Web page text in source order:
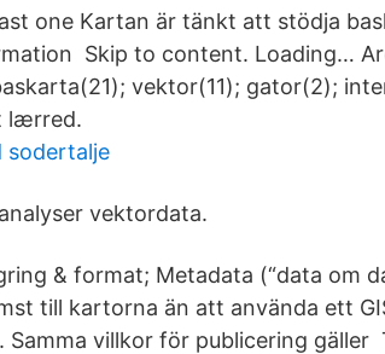
one Kartan är tänkt att stödja
Skip to content. Loading…
vektor(11); gator(2);
lærred.
sodertalje
vektordata.
& format; Metadata (“data om
till kartorna än att använda ett
villkor för publicering gäller